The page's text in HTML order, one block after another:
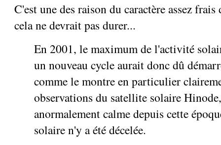
C'est une des raison du caractère assez
cela ne devrait pas durer...
En 2001, le maximum de l'activité
un nouveau cycle aurait donc dû
comme le montre en particulier
observations du satellite solaire
anormalement calme depuis cette
solaire n'y a été décelée.